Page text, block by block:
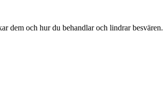
dem och hur du behandlar och lindrar besvären.